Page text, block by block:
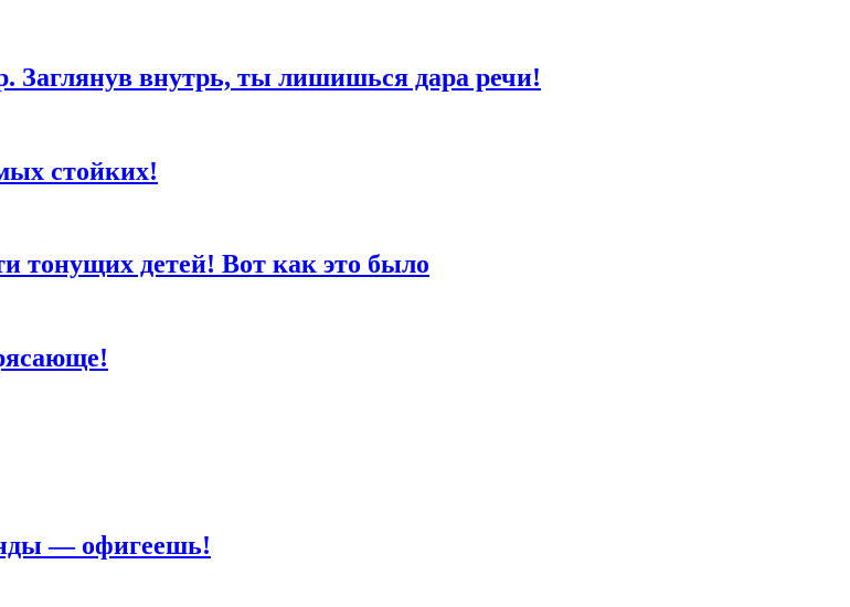
Заглянув внутрь, ты лишишься дара речи!
стойких!
тонущих детей! Вот как это было
— офигеешь!